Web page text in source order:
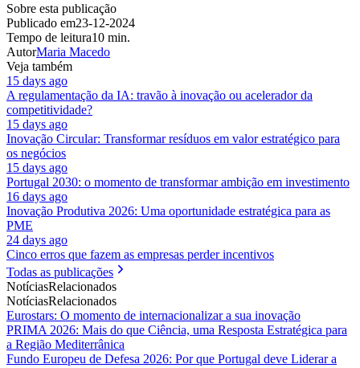
Sobre esta publicação
Publicado em23-12-2024
Tempo de leitura10 min.
AutorMaria Macedo
Veja também
15 days ago
A regulamentação da IA: travão à inovação ou acelerador da
competitividade?
15 days ago
Inovação Circular: Transformar resíduos em valor estratégico para
os negócios
15 days ago
Portugal 2030: o momento de transformar ambição em investimento
16 days ago
Inovação Produtiva 2026: Uma oportunidade estratégica para as
PME
24 days ago
Cinco erros que fazem as empresas perder incentivos
Todas as publicações
NotíciasRelacionados
NotíciasRelacionados
Eurostars: O momento de internacionalizar a sua inovação
PRIMA 2026: Mais do que Ciência, uma Resposta Estratégica para
a Região Mediterrânica
Fundo Europeu de Defesa 2026: Por que Portugal deve Liderar a